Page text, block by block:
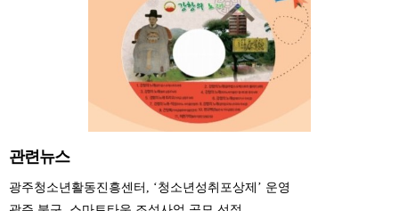
관련뉴스
광주청소년활동진흥센터, ‘청소년성취포상제’ 운영